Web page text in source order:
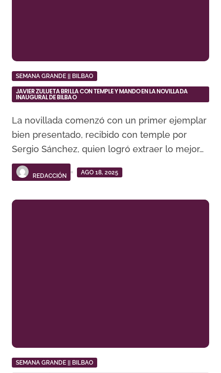
SEMANA GRANDE || BILBAO
JAVIER ZULUETA BRILLA CON TEMPLE Y MANDO EN LA NOVILLADA
INAUGURAL DE BILBAO
La novillada comenzó con un primer ejemplar
bien presentado, recibido con temple por
Sergio Sánchez, quien logró extraer lo mejor…
REDACCIÓN
AGO 18, 2025
SEMANA GRANDE || BILBAO